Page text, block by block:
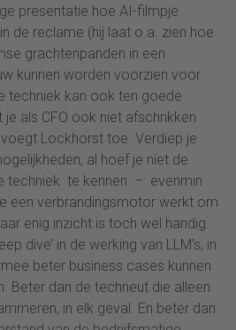
presentatie hoe AI-filmpje
de reclame (hij laat o.a. zien hoe
grachtenpanden in een
kunnen worden voorzien voor
techniek kan ook ten goede
als CFO ook niet afschrikken
Lockhorst toe. Verdiep je
al hoef je niet de
techniek te kennen – evenmin
een verbrandingsmotor werkt om
enig inzicht is toch wel handig.
dive’ in de werking van LLM’s, in
beter business cases kunnen
Beter dan de techneut die alleen
in elk geval. En beter dan